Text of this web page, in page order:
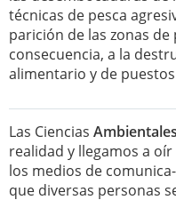
técnicas de pesca
parición de las zonas de
consecuencia, a la
alimentario y de
Las Ciencias Ambientales
realidad y llegamos a
los medios de
que diversas personas